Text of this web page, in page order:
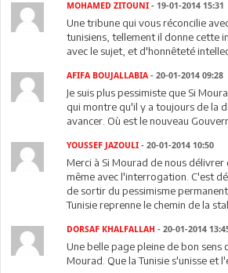
MOHAMED ZITOUNI - 19-01-2014 15:31
Une tribune qui vous réconcilie
tunisiens, tellement il donne cette
avec le sujet, et d'honnêteté
AFIFA BOUJALLABIA - 20-01-2014 09:28
Je suis plus pessimiste que Si
qui montre qu'il y a toujours de la
avancer. Où est le nouveau
YOUSSEF JAZOULI - 20-01-2014 10:50
Merci à Si Mourad de nous délivrer
même avec l'interrogation. C'est
de sortir du pessimisme
Tunisie reprenne le chemin de la
DORSAF KHALFALLAH - 20-01-2014
Une belle page pleine de bon sens
Mourad. Que la Tunisie s'unisse et